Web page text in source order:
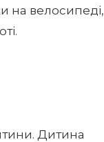
на велосипеді,
Дитина